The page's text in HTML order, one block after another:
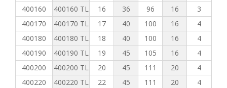
400160
400160 TL 16 36 96 16
3
400170
400170 TL 17 40 100 16
4
400180
400180 TL 18 40 100 16
4
400190
400190 TL 19 45 105 16
4
400200
400200 TL 20 45 111 20
4
400220
400220 TL 22 45 111 20
4